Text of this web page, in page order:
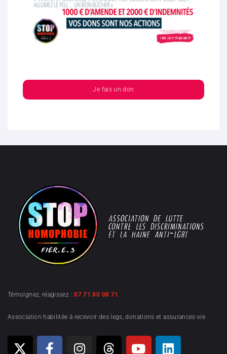
Je fais un don
Témoignez, réagissez :07 71 80 08 71
Association habilitée à recevoir des legs, donations et assurances-vie